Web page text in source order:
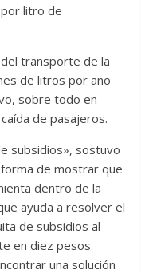
litro de
transporte de la
de litros por año
sobre todo en
de pasajeros.
subsidios», sostuvo
de mostrar que
dentro de la
ayuda a resolver el
de subsidios al
en diez pesos
una solución